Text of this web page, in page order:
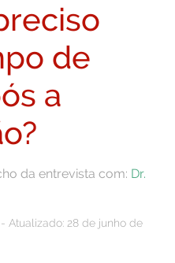
de
a
da entrevista com: Dr.
Atualizado: 28 de junho de